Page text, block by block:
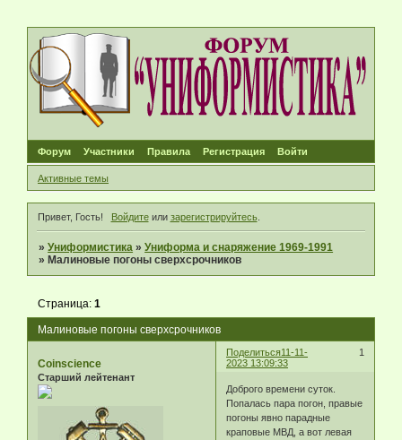
Форум Участники Правила Регистрация Войти
Активные темы
Привет, Гость! Войдитеили зарегистрируйтесь.
»Униформистика »Униформа и снаряжение 1969-1991
» Малиновые погоны сверхсрочников
Малиновые погоны сверхсрочников
Страница:1
Поделиться 1
11-11-
2023 13:09:33
Coinscience
Старший лейтенант
Доброго времени суток.
Попалась пара погон, правые
погоны явно парадные
краповые МВД, а вот левая